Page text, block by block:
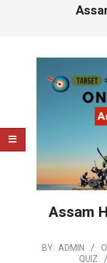
Assam
2023-
BY: ADMIN
QUIZ